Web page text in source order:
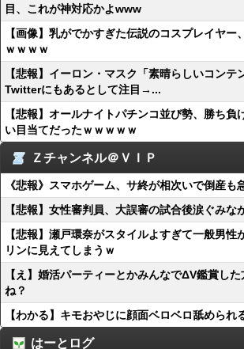
目、これが神対応かよwww
【画像】乳がでかすぎた伝説のコスプレイヤー
ｗｗｗｗ
【悲報】イーロン・マスク「素晴らしいコンテ
Twitterにもあるとして注目→...
【悲報】オールナイトパチンコ並び勢、勝ち負
い目当てだったｗｗｗｗｗ
Ｚチャンネル＠ＶＩＰ
《悲報》スマホゲーム、サ終が相次いで倒産
【悲報】女性審判員、大誤審の試合後涙ぐみな
【悲報】瀬戸環奈がスタイルよすぎて一般男性
リンに見えてしまうｗ
【え】婚活パーティーとかみんなでΔV鑑賞し
ね？
【わかる】キモおやじに顔面ベロベロ舐められ
はーとログ